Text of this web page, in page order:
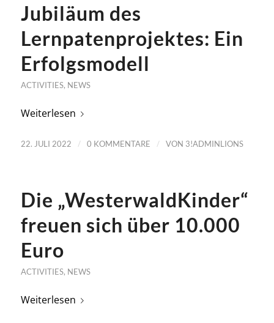
Jubiläum des
Lernpatenprojektes: Ein
Erfolgsmodell
ACTIVITIES, NEWS
Weiterlesen
22. JULI 2022 / 0 KOMMENTARE / VON 3!ADMINLIONS
Die „WesterwaldKinder“
freuen sich über 10.000
Euro
ACTIVITIES, NEWS
Weiterlesen